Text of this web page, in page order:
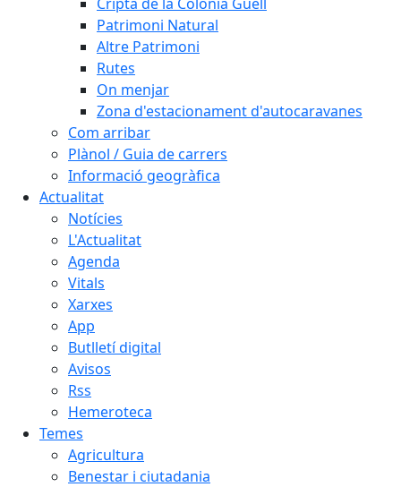
Patrimoni Natural
Altre Patrimoni
Rutes
On menjar
Zona d'estacionament d'autocaravanes
Com arribar
Plànol / Guia de carrers
Informació geogràfica
Actualitat
Notícies
L'Actualitat
Agenda
Vitals
Xarxes
App
Butlletí digital
Avisos
Rss
Hemeroteca
Temes
Agricultura
Benestar i ciutadania